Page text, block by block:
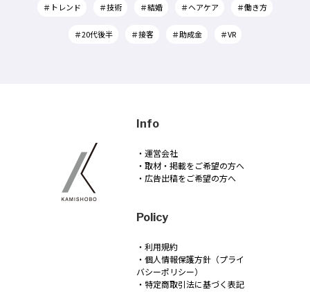
＃トレンド ＃技術 ＃結婚 ＃ヘアケア ＃働き方
＃20代後半 ＃接客 ＃助成金 ＃VR
Info
・運営会社
・取材・掲載をご希望の方へ
・広告出稿をご希望の方へ
Policy
・利用規約
・個人情報保護方針（プライ
バシーポリシー）
・特定商取引法に基づく表記